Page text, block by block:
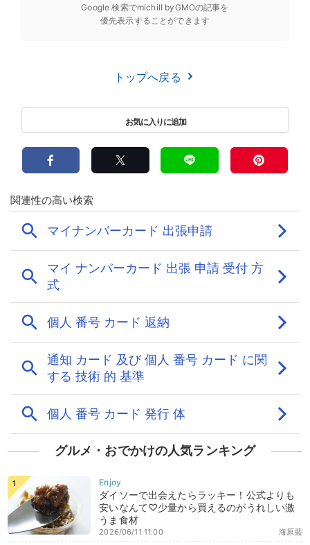
Google 検索でmichill byGMOの記事を
優先表示することができます
トップへ戻る
グルメ・おでかけの人気ランキング
ダイソーで出会えたらラッキー！公式よりも
安いなんて♡少量から買えるのがうれしい激
うま食材
海原藍
2026/06/11 11:00